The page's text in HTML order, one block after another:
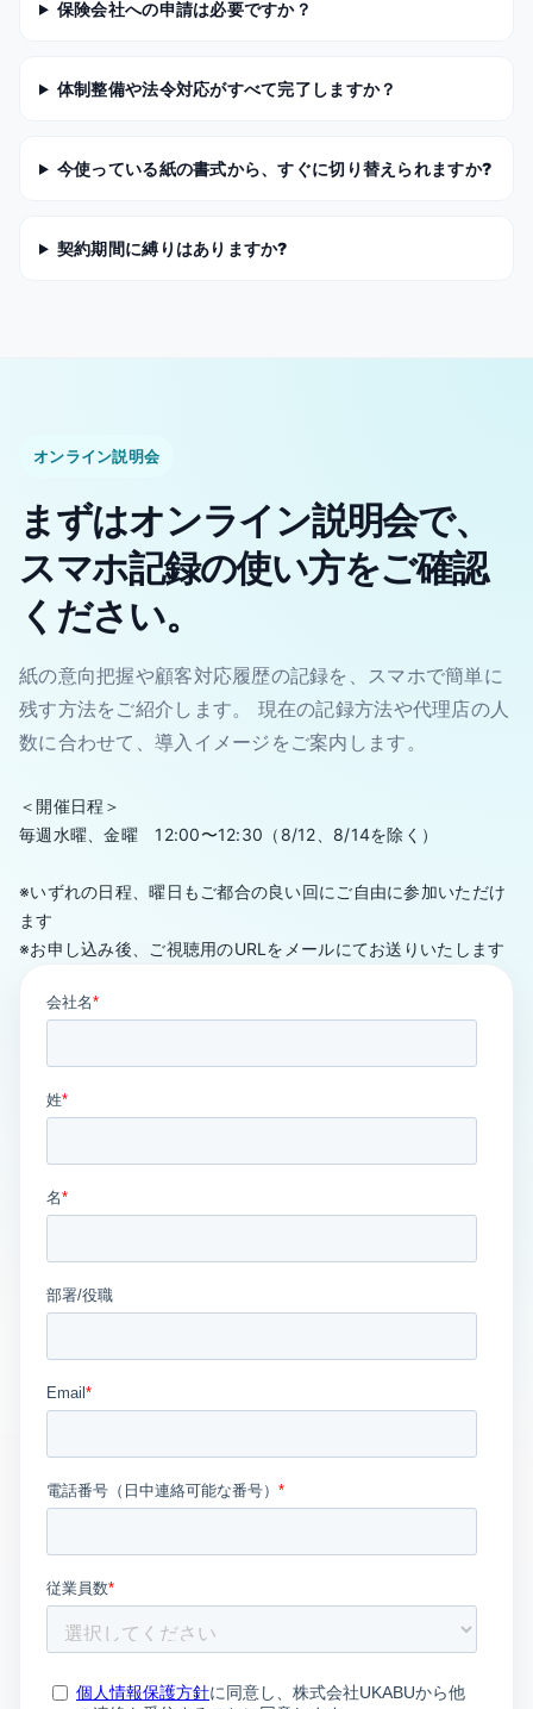
保険会社への申請は必要ですか？
体制整備や法令対応がすべて完了しますか？
今使っている紙の書式から、すぐに切り替えられますか?
契約期間に縛りはありますか?
オンライン説明会
まずはオンライン説明会で、
スマホ記録の使い方をご確認
ください。
紙の意向把握や顧客対応履歴の記録を、スマホで簡単に
残す方法をご紹介します。 現在の記録方法や代理店の人
数に合わせて、導入イメージをご案内します。
＜開催日程＞
毎週水曜、金曜 12:00〜12:30（8/12、8/14を除く）
※いずれの日程、曜日もご都合の良い回にご自由に参加いただけ
ます
※お申し込み後、ご視聴用のURLをメールにてお送りいたします